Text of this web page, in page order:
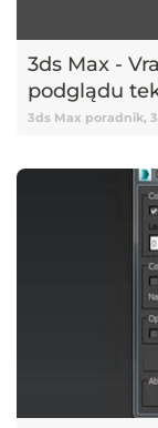
3ds Max -
podglądu